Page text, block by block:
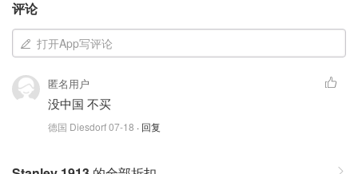
评论
打开App写评论
匿名用户
没中国 不买
德国 Diesdorf07-18 · 回复